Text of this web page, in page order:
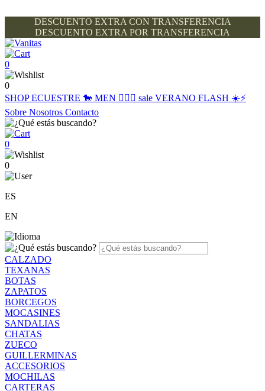
DESCUENTO EXTRA CON TRANSFERENCIA
DESCUENTO EXTRA POR TRANSFERENCIA
0
0
SHOPECUESTRE 🐎 MEN 🙋🏽‍♂️ sale VERANO FLASH ☀️⚡️
Sobre Nosotros Contacto
0
0
ES
EN
CALZADO
TEXANAS
BOTAS
ZAPATOS
BORCEGOS
MOCASINES
SANDALIAS
CHATAS
ZUECO
GUILLERMINAS
ACCESORIOS
MOCHILAS
CARTERAS